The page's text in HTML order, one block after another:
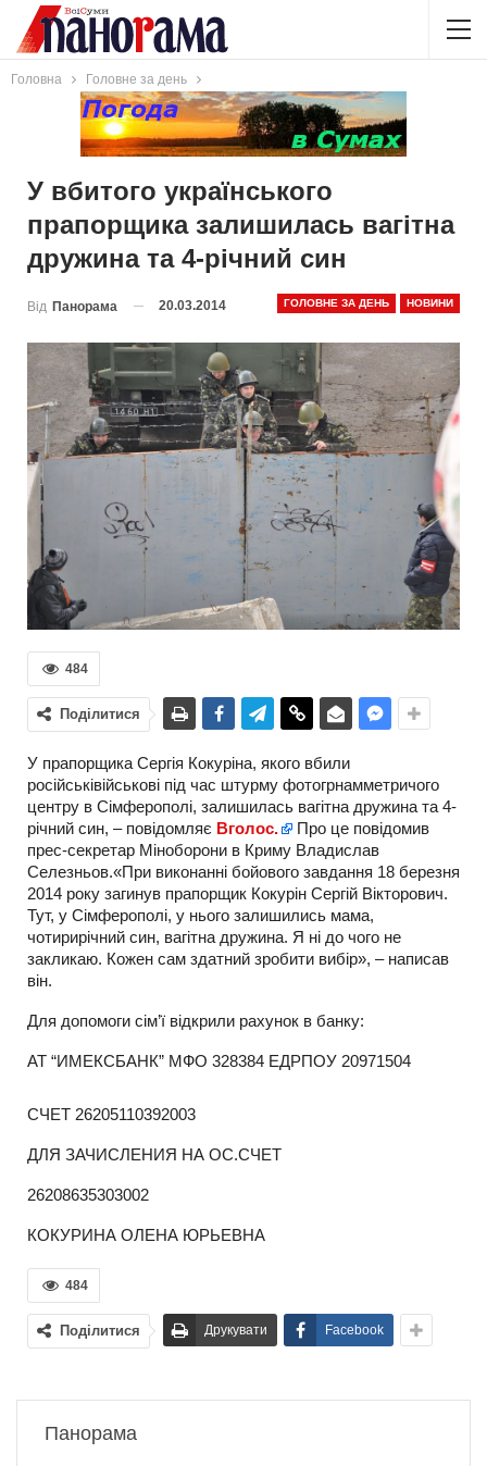
Головна Головне за день
У вбитого українського
прапорщика залишилась вагітна
дружина та 4-річний син
ГОЛОВНЕ ЗА ДЕНЬ НОВИНИ
Від Панорама 20.03.2014
484
Поділитися
У прапорщика Сергія Кокуріна, якого вбили
російськівійськові під час штурму фотогрнамметричого
центру в Сімферополі, залишилась вагітна дружина та 4-
річний син, – повідомляє Вголос.
Про це повідомив
прес-секретар Міноборони в Криму Владислав
Селезньов.«При виконанні бойового завдання 18 березня
2014 року загинув прапорщик Кокурін Сергій Вікторович.
Тут, у Сімферополі, у нього залишились мама,
чотирирічний син, вагітна дружина. Я ні до чого не
закликаю. Кожен сам здатний зробити вибір», – написав
він.
Для допомоги сім’ї відкрили рахунок в банку:
АТ “ИМЕКСБАНК” МФО 328384 ЕДРПОУ 20971504
СЧЕТ 26205110392003
ДЛЯ ЗАЧИСЛЕНИЯ НА ОС.СЧЕТ
26208635303002
КОКУРИНА ОЛЕНА ЮРЬЕВНА
484
Поділитися Друкувати Facebook
Панорама